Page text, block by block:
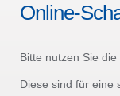
Online-
Bitte nutzen Sie
Diese sind für eine